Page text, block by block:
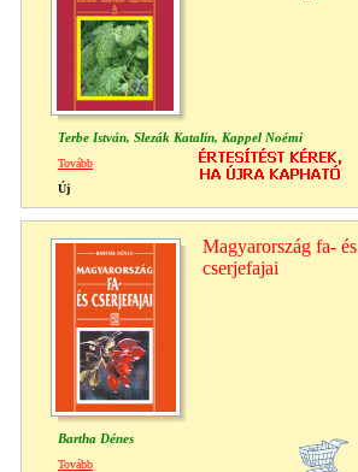
Terbe István, Slezák Katalin, Kappel Noémi
Tovább
Új
Magyarország fa- és
cserjefajai
Bartha Dénes
Tovább